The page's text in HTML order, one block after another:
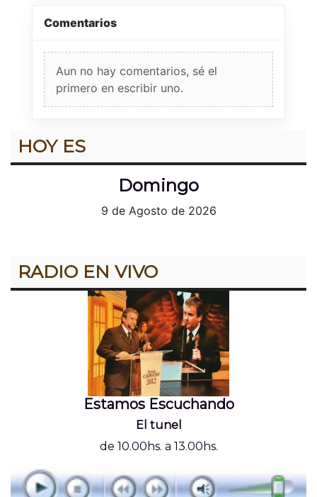
Comentarios
Aun no hay comentarios, sé el
primero en escribir uno.
HOY ES
Domingo
9 de Agosto de 2026
RADIO EN VIVO
Estamos Escuchando
El tunel
de 10.00hs. a 13.00hs.